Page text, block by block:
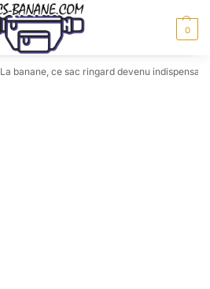
0
La banane, ce sac ringard devenu